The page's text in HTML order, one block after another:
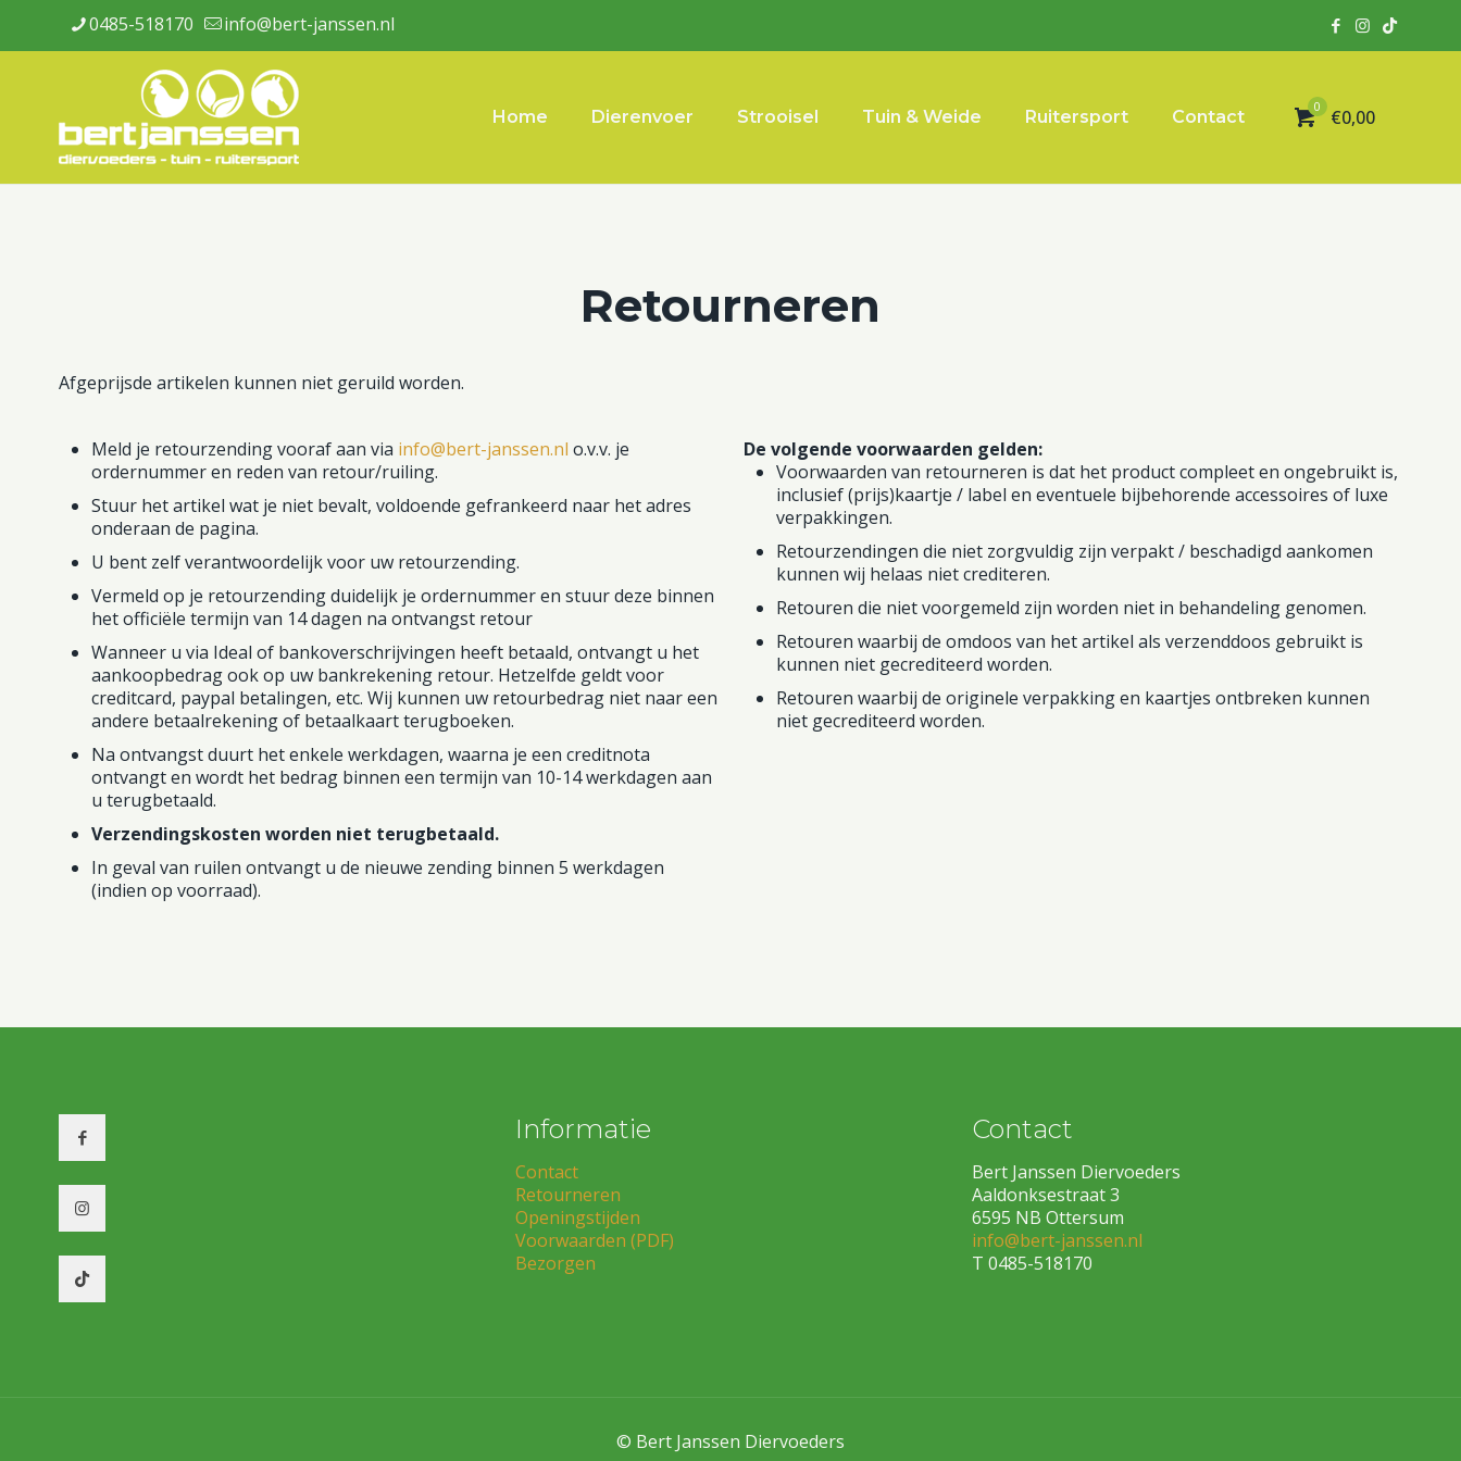
0485-518170 info@bert-janssen.nl
Home Dierenvoer Strooisel Tuin & Weide Ruitersport Contact
0 €0,00
Retourneren
Afgeprijsde artikelen kunnen niet geruild worden.
Meld je retourzending vooraf aan via info@bert-janssen.nl o.v.v. je
ordernummer en reden van retour/ruiling.
Stuur het artikel wat je niet bevalt, voldoende gefrankeerd naar het adres
onderaan de pagina.
U bent zelf verantwoordelijk voor uw retourzending.
Vermeld op je retourzending duidelijk je ordernummer en stuur deze binnen
het officiële termijn van 14 dagen na ontvangst retour
Wanneer u via Ideal of bankoverschrijvingen heeft betaald, ontvangt u het
aankoopbedrag ook op uw bankrekening retour. Hetzelfde geldt voor
creditcard, paypal betalingen, etc. Wij kunnen uw retourbedrag niet naar een
andere betaalrekening of betaalkaart terugboeken.
Na ontvangst duurt het enkele werkdagen, waarna je een creditnota
ontvangt en wordt het bedrag binnen een termijn van 10-14 werkdagen aan
u terugbetaald.
Verzendingskosten worden niet terugbetaald.
In geval van ruilen ontvangt u de nieuwe zending binnen 5 werkdagen
(indien op voorraad).
De volgende voorwaarden gelden:
Voorwaarden van retourneren is dat het product compleet en ongebruikt is,
inclusief (prijs)kaartje / label en eventuele bijbehorende accessoires of luxe
verpakkingen.
Retourzendingen die niet zorgvuldig zijn verpakt / beschadigd aankomen
kunnen wij helaas niet crediteren.
Retouren die niet voorgemeld zijn worden niet in behandeling genomen.
Retouren waarbij de omdoos van het artikel als verzenddoos gebruikt is
kunnen niet gecrediteerd worden.
Retouren waarbij de originele verpakking en kaartjes ontbreken kunnen
niet gecrediteerd worden.
Informatie
Contact
Retourneren
Openingstijden
Voorwaarden (PDF)
Bezorgen
Contact
Bert Janssen Diervoeders
Aaldonksestraat 3
6595 NB Ottersum
info@bert-janssen.nl
T 0485-518170
© Bert Janssen Diervoeders